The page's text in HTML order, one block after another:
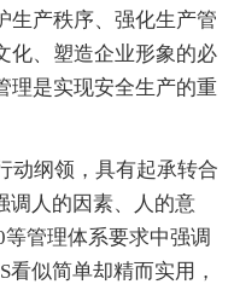
生产秩序、强化生产管
化、塑造企业形象的必
理是实现安全生产的重
动纲领，具有起承转合
调人的因素、人的意
管理体系要求中强调
看似简单却精而实用，